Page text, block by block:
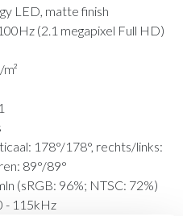
LED, matte finish
(2.1 megapixel Full HD)
178°/178°, rechts/links:
89°/89°
(sRGB: 96%; NTSC: 72%)
- 115kHz